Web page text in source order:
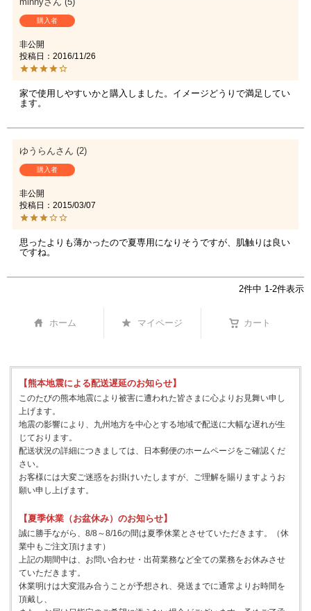
購入者
非公開
投稿日
2016/11/26
家で使用しやすいかと購入しました。イメージどうりで満足してい
ます。
ゆうらん 2
購入者
非公開
投稿日
2015/03/07
思ったよりも薄かったので夏専用になりそうですが、肌触りは良い
ですね。
2件中 1-2件表示
ホーム マイページ カート
【熊本地震による配送遅延のお知らせ】
このたびの熊本地震により被害に遭われた皆さまに心よりお見舞い申し
上げます。
地震の影響により、九州地方を中心とする地域で配送に大幅な遅れが生
じております。
配送状況の詳細につきましては、日本郵便のホームページをご確認くだ
さい。
お客様には大変ご迷惑をお掛けいたしますが、ご理解を賜りますようお
願い申し上げます。
【夏季休業（お盆休み）のお知らせ】
誠に勝手ながら、8/8～8/16の間は夏季休業とさせていただきます。（休
業中もご注文頂けます）
上記の期間中は、お問い合わせ・出荷業務など全ての業務をお休みさせ
ていただきます。
休業明けは大変混み合うことが予想され、発送までに通常よりお時間を
頂戴し、